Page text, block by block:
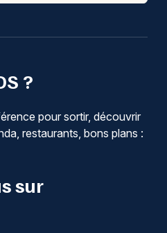
?
pour sortir, découvrir
restaurants, bons plans :
sur